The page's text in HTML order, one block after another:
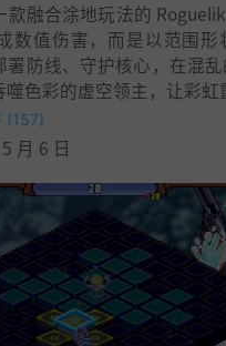
款融合涂地玩法的
数值伤害，而是以范围形
署防线、守护核心，在混
色彩的虚空领主，让彩虹
(157)
月 6 日